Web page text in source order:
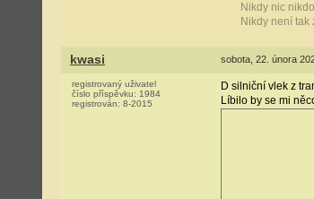
Nikdy nic
Nikdy není tak
kwasi sobota, 22. února
registrovaný uživatel
číslo příspěvku: 1984
registrován: 8-2015
D silniční vlek z
Líbilo by se mi